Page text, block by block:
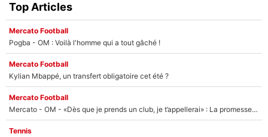
Top Articles
Mercato Football
Pogba - OM : Voilà l'homme qui a tout gâché !
Mercato Football
Kylian Mbappé, un transfert obligatoire cet été ?
Mercato Football
Mercato - OM - «Dès que je prends un club, je t’appellerai» : La promesse de Marcelino au moment de claquer la porte
Tennis